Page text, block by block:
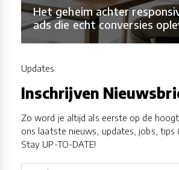
Het geheim achter
ads die echt conversies
Updates
Inschrijven
Zo word je altijd als eerste op de
ons laatste nieuws, updates, jobs, tips
Stay UP-TO-DATE!